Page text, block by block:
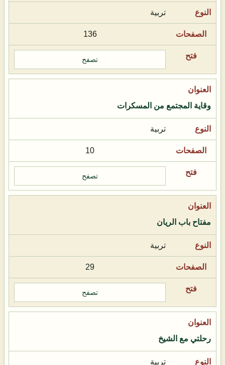
تربية
136
تصفح
وقاية المجتمع من المسكرات
تربية
10
تصفح
مفتاح باب الريان
تربية
29
تصفح
رحلتي مع الشيخ
تربية